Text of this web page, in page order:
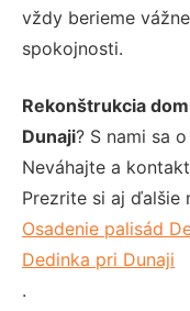
vždy berieme
spokojnosti.
Rekonštrukcia
Dunaji? S nami sa
Neváhajte a
Prezrite si aj ďalšie
Osadenie palisád
Dedinka pri Dunaji
.